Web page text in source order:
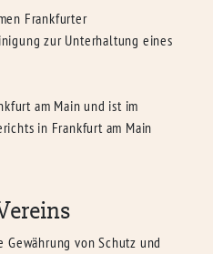
Frankfurter
zur Unterhaltung eines
am Main und ist im
in Frankfurt am Main
Gewährung von Schutz und